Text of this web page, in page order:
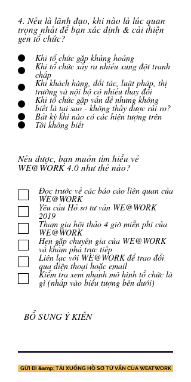
4. Nếu là lãnh đạo, khi nào là lúc quan
trọng nhất để bạn xác định & cải thiện
gen tổ chức?
Khi tổ chức gặp khủng hoảng
Khi tổ chức xảy ra nhiều xung đột tranh
chấp
Khi khách hàng, đối tác, luật pháp, thị
trường và nội bộ có nhiều thay đổi
Khi tổ chức gặp vấn đề nhưng không
biết là tại sao - không thấy được rủi ro?
Bất kỳ khi nào có các hiện tượng trên
Tôi không biết
Nếu được, bạn muốn tìm hiểu về
WE@WORK 4.0 như thế nào?
Đọc trước về các báo cáo liên quan của
WE@WORK
Yêu cầu Hồ sơ tư vấn WE@WORK
2019
Tham gia hội thảo 4 giờ miễn phí của
WE@WORK
Hẹn gặp chuyên gia của WE@WORK
và khám phá trực tiếp
Liên lạc với WE@WORK để trao đổi
qua điện thoại hoặc email
Kiểm tra xem nhanh mô hình tổ chức là
gì (nhấp vào biểu tượng bên dưới)
GỬI ĐI &amp; TẢI XUỐNG HỒ SƠ TỬ VẤN CỦA WEATWORK